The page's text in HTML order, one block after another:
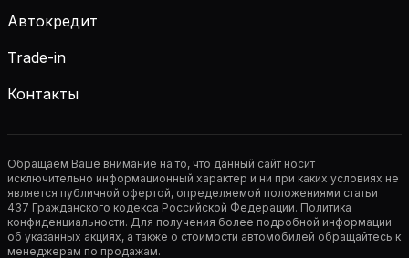
Автокредит
Trade-in
Контакты
Обращаем Ваше внимание на то, что данный сайт носит
исключительно информационный характер и ни при каких условиях не
является публичной офертой, определяемой положениями статьи
437 Гражданского кодекса Российской Федерации. Политика
конфиденциальности. Для получения более подробной информации
об указанных акциях, а также о стоимости автомобилей обращайтесь к
менеджерам по продажам.